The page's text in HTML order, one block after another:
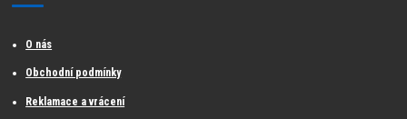
O nás
Obchodní podmínky
Reklamace a vrácení